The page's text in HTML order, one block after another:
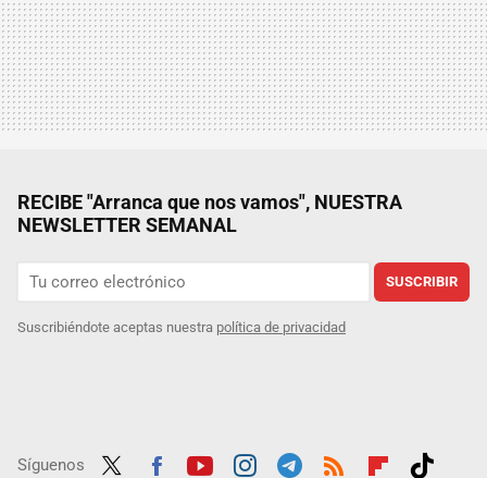
RECIBE "Arranca que nos vamos", NUESTRA
NEWSLETTER SEMANAL
SUSCRIBIR
Suscribiéndote aceptas nuestra política de privacidad
Síguenos